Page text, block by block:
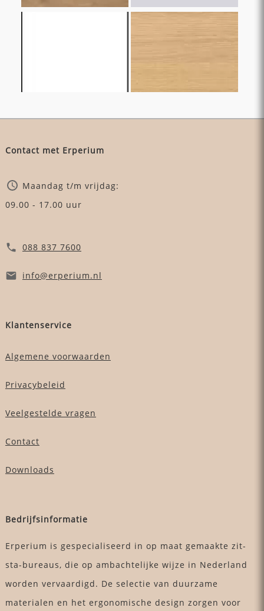
Contact met Erperium
Maandag t/m vrijdag:
09.00 - 17.00 uur
088 837 7600
info@erperium.nl
Klantenservice
Algemene voorwaarden
Privacybeleid
Veelgestelde vragen
Contact
Downloads
Bedrijfsinformatie
Erperium is gespecialiseerd in op maat gemaakte zit-
sta-bureaus, die op ambachtelijke wijze in Nederland
worden vervaardigd. De selectie van duurzame
materialen en het ergonomische design zorgen voor